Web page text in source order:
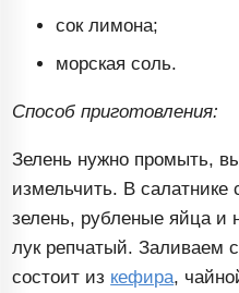
сок лимона;
морская соль.
Способ приготовления:
Зелень нужно промыть,
измельчить. В
зелень, рубленые яйца и
лук репчатый. Заливаем
состоит из кефира,